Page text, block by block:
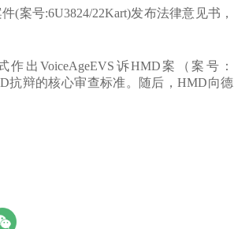
号:6U3824/22Kart)发布法律意见书，
VoiceAgeEVS诉HMD案（案号：
抗辩的核心审查标准。随后，HMD向德